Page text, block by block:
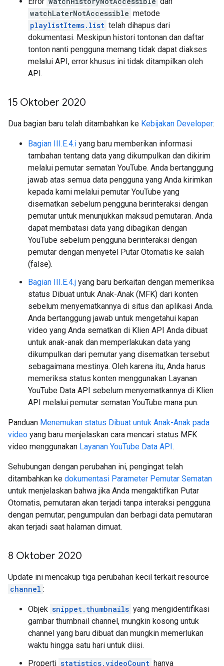
watchLaterNotAccessible metode
playlistItems.list telah dihapus dari
dokumentasi. Meskipun histori tontonan dan daftar
tonton nanti pengguna memang tidak dapat diakses
melalui API, error khusus ini tidak ditampilkan oleh
API.
15 Oktober 2020
Dua bagian baru telah ditambahkan ke Kebijakan Developer:
Bagian III.E.4.i yang baru memberikan informasi
tambahan tentang data yang dikumpulkan dan dikirim
melalui pemutar sematan YouTube. Anda bertanggung
jawab atas semua data pengguna yang Anda kirimkan
kepada kami melalui pemutar YouTube yang
disematkan sebelum pengguna berinteraksi dengan
pemutar untuk menunjukkan maksud pemutaran. Anda
dapat membatasi data yang dibagikan dengan
YouTube sebelum pengguna berinteraksi dengan
pemutar dengan menyetel Putar Otomatis ke salah
(false).
Bagian III.E.4.j yang baru berkaitan dengan memeriksa
status Dibuat untuk Anak-Anak (MFK) dari konten
sebelum menyematkannya di situs dan aplikasi Anda.
Anda bertanggung jawab untuk mengetahui kapan
video yang Anda sematkan di Klien API Anda dibuat
untuk anak-anak dan memperlakukan data yang
dikumpulkan dari pemutar yang disematkan tersebut
sebagaimana mestinya. Oleh karena itu, Anda harus
memeriksa status konten menggunakan Layanan
YouTube Data API sebelum menyematkannya di Klien
API melalui pemutar sematan YouTube mana pun.
Panduan Menemukan status Dibuat untuk Anak-Anak pada
video yang baru menjelaskan cara mencari status MFK
video menggunakan Layanan YouTube Data API.
Sehubungan dengan perubahan ini, pengingat telah
ditambahkan ke dokumentasi Parameter Pemutar Sematan
untuk menjelaskan bahwa jika Anda mengaktifkan Putar
Otomatis, pemutaran akan terjadi tanpa interaksi pengguna
dengan pemutar; pengumpulan dan berbagi data pemutaran
akan terjadi saat halaman dimuat.
8 Oktober 2020
Update ini mencakup tiga perubahan kecil terkait resource
channel :
Objek snippet.thumbnails yang mengidentifikasi
gambar thumbnail channel, mungkin kosong untuk
channel yang baru dibuat dan mungkin memerlukan
waktu hingga satu hari untuk diisi.
Properti statistics.videoCount hanya